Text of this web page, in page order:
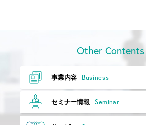
Other Contents
事業内容 Business
セミナー情報 Seminar